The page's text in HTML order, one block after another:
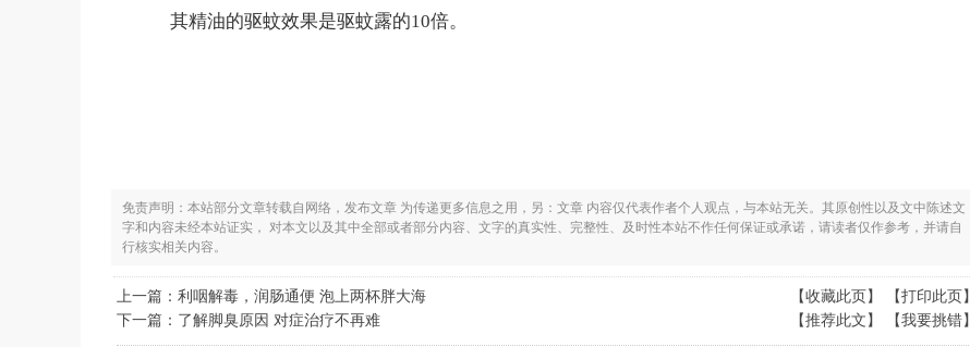
其精油的驱蚊效果是驱蚊露的10倍。
免责声明：本站部分文章转载自网络，发布文章 为传递更多信息之用，另：文章 内容仅代表作者个人观点，与本站无关。其原创性以及文中陈述文
字和内容未经本站证实， 对本文以及其中全部或者部分内容、文字的真实性、完整性、及时性本站不作任何保证或承诺，请读者仅作参考，并请自
行核实相关内容。
上一篇： 利咽解毒，润肠通便 泡上两杯胖大海
下一篇： 了解脚臭原因 对症治疗不再难
【收藏此页】 【打印此页】
【推荐此文】 【我要挑错】